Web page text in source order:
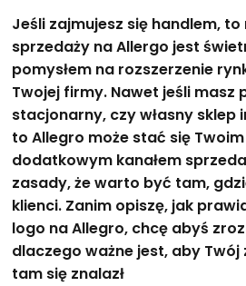
Jeśli zajmujesz się handlem,
sprzedaży na Allergo jest
pomysłem na rozszerzenie
Twojej firmy. Nawet jeśli masz
stacjonarny, czy własny sklep
to Allegro może stać się Twoim
dodatkowym kanałem
zasady, że warto być tam,
klienci. Zanim opiszę, jak
logo na Allegro, chcę abyś
dlaczego ważne jest, aby
tam się znalazł